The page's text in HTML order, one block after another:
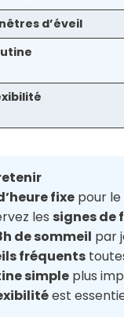
d’éveil
fixe pour le
les signes de
de sommeil par
fréquents
simple plus
est